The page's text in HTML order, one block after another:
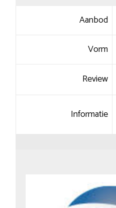
Aanbod
Vorm
Review
Informatie